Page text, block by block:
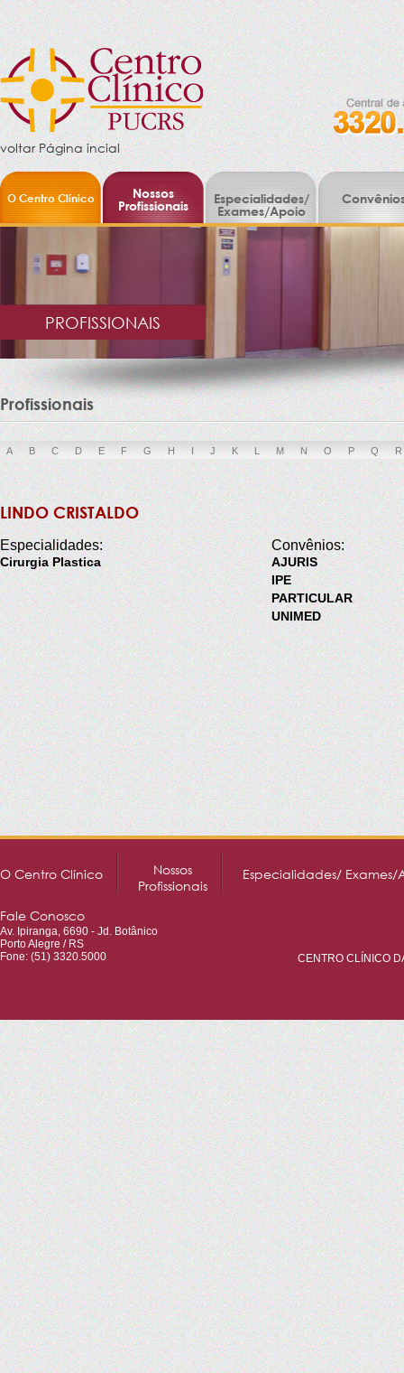
voltar Página incial
O Centro Clínico
Nossos
Profissionais
Especialidades/
Exames/Apoio
PROFISSIONAIS
Profissionais
A B C D E F G H I J K L M N O P Q R
LINDO CRISTALDO
Especialidades:
Cirurgia Plastica
Convênios:
AJURIS
IPE
PARTICULAR
UNIMED
O Centro Clínico
Nossos
Profissionais
Especialidades/ Exames/
Fale Conosco
Av. Ipiranga, 6690 - Jd. Botânico
Porto Alegre / RS
Fone: (51) 3320.5000
CENTRO CLÍNICO